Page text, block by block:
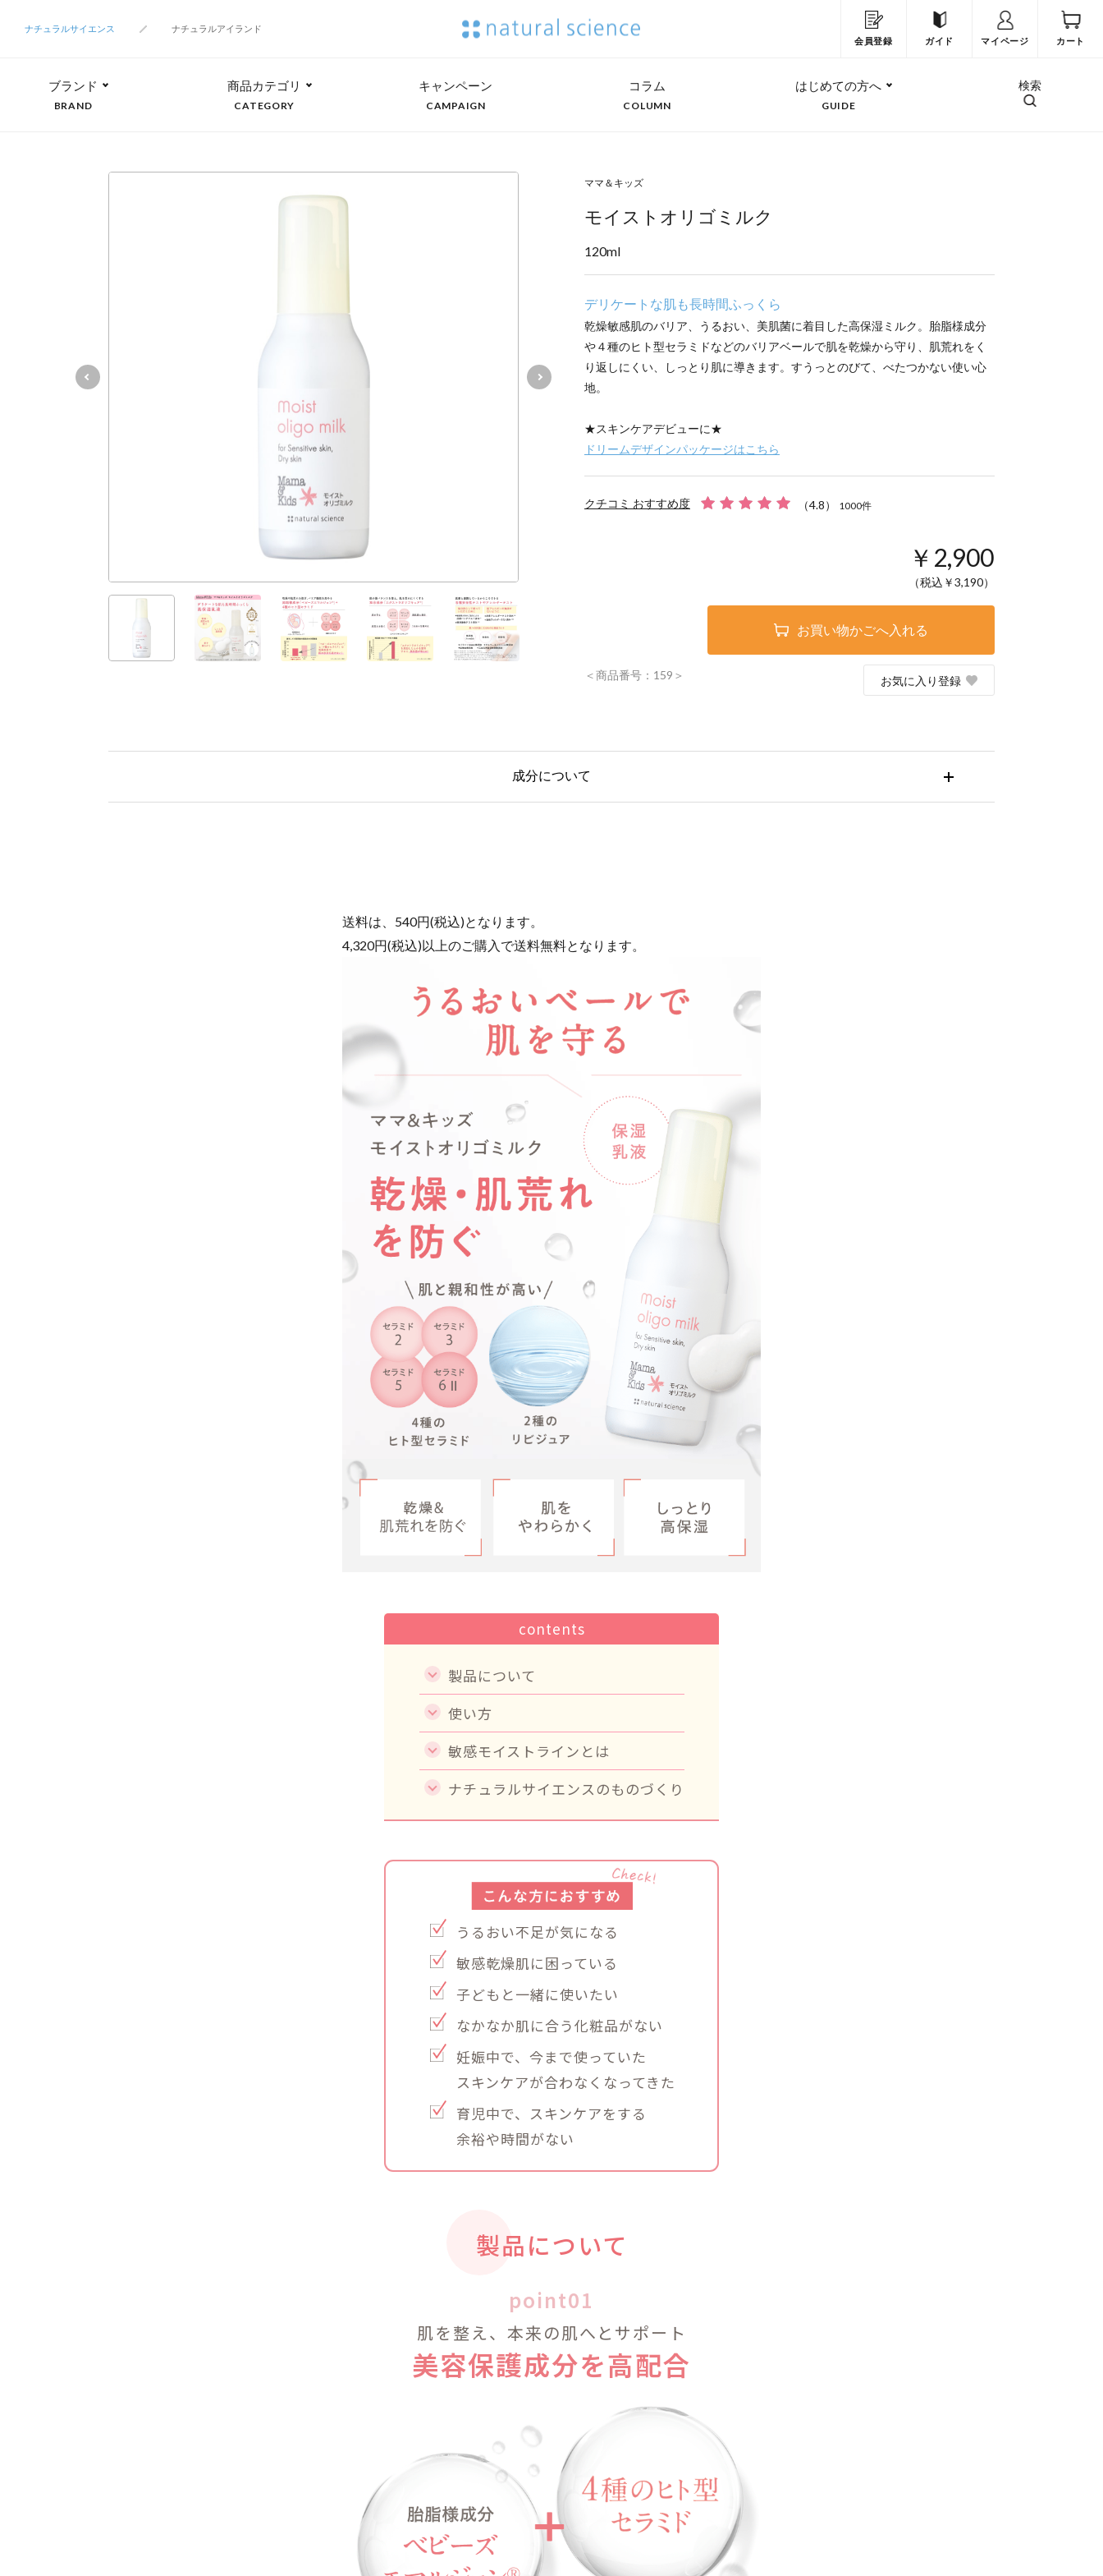
ナチュラルサイエンス
ナチュラルアイランド
会員登録
ガイド マイページ カート
ブランド
BRAND
商品カテゴリ
CATEGORY
キャンペーン
CAMPAIGN
コラム
COLUMN
はじめての方へ
GUIDE
検索
ママ＆キッズ
モイストオリゴミルク
120ml
デリケートな肌も長時間ふっくら
乾燥敏感肌のバリア、うるおい、美肌菌に着目した高保湿ミルク。胎脂様成分
や４種のヒト型セラミドなどのバリアベールで肌を乾燥から守り、肌荒れをく
り返しにくい、しっとり肌に導きます。すうっとのびて、べたつかない使い心
地。
★スキンケアデビューに★
ドリームデザインパッケージはこちら
クチコミ おすすめ度 （4.8） 1000件
￥2,900
（税込￥3,190）
お買い物かごへ入れる
＜商品番号：159＞ お気に入り登録
成分について
送料は、540円(税込)となります。
4,320円(税込)以上のご購入で送料無料となります。
contents
製品について
使い方
敏感モイストラインとは
ナチュラルサイエンスのものづくり
うるおい不足が気になる
敏感乾燥肌に困っている
子どもと一緒に使いたい
なかなか肌に合う化粧品がない
妊娠中で、今まで使っていた
スキンケアが合わなくなってきた
育児中で、スキンケアをする
余裕や時間がない
製品について
point01
肌を整え、本来の肌へとサポート
美容保護成分を高配合